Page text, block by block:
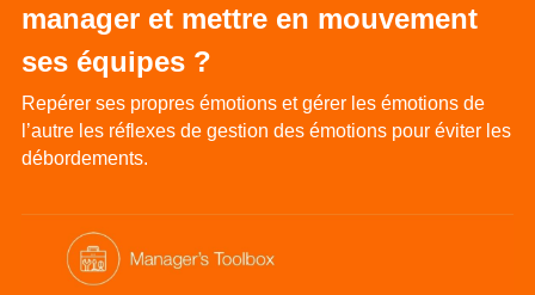
manager et mettre en mouvement
ses équipes ?
Repérer ses propres émotions et gérer les émotions de
l’autre les réflexes de gestion des émotions pour éviter les
débordements.